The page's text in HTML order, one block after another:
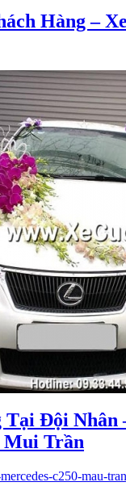
Hàng –
Tại Đội Nhân
Mui Trần